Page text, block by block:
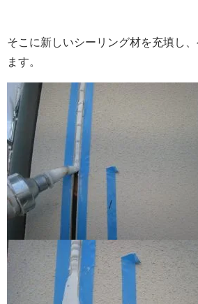
そこに新しいシーリング材を充填し
ます。